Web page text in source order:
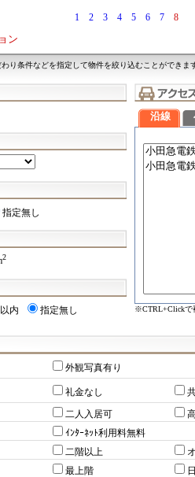
1 2 3 4 5 6 7 8
ン
り条件などを指定して物件を絞り込むことができます
指定無し
2
内 指定無し
沿線
※CTRL+Clickで
外観写真有り
礼金なし
二人入居可
ｲﾝﾀｰﾈｯﾄ利用料無料
二階以上
最上階